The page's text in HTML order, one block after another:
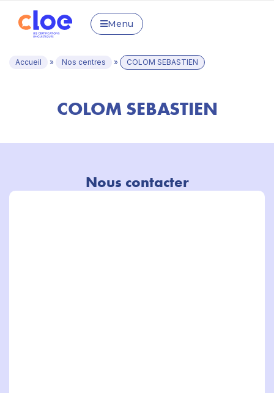
Menu
Accueil » Nos centres » COLOM SEBASTIEN
COLOM SEBASTIEN
Nous contacter